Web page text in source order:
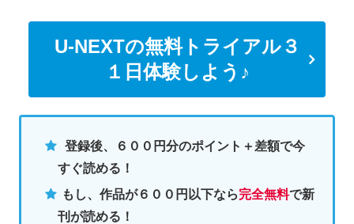
U-NEXTの無料トライアル３
１日体験しよう♪
登録後、６００円分のポイント＋差額で今
すぐ読める！
もし、作品が６００円以下なら完全無料で新
刊が読める！